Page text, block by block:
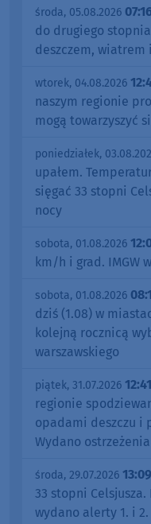
środa, 05.08.2026
do drugiego
deszczem, wiatrem i
wtorek, 04.08.2026
naszym regionie
mogą towarzyszyć
poniedziałek,
upałem.
sięgać 33 stopni
nocy
sobota, 01.08.2026
km/h i grad. IMGW
sobota, 01.08.2026
dziś (1.08) w
kolejną rocznicą
warszawskiego
piątek, 31.07.2026 12:41
regionie
opadami deszczu i
Wydano
środa, 29.07.2026 13:09
33 stopni Celsjusza.
wydano alerty 1. i